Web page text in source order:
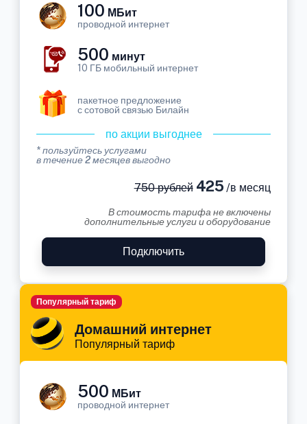
100 МБит
проводной интернет
500 минут
10 ГБ мобильный интернет
пакетное предложение
с сотовой связью Билайн
по акции выгоднее
* пользуйтесь услугами
в течение 2 месяцев выгодно
750 рублей425 /в месяц
В стоимость тарифа не включены
дополнительные услуги и оборудование
Подключить
Домашний интернет
Популярный тариф
Популярный тариф
500 МБит
проводной интернет